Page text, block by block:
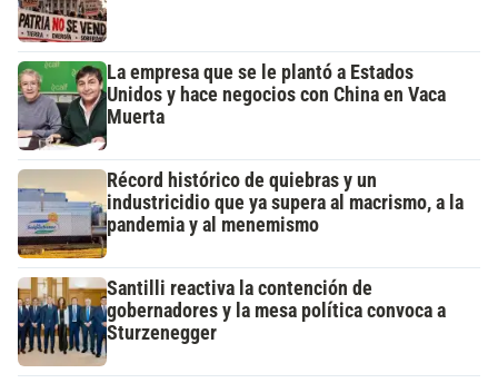
La empresa que se le plantó a Estados
Unidos y hace negocios con China en Vaca
Muerta
Récord histórico de quiebras y un
industricidio que ya supera al macrismo, a la
pandemia y al menemismo
Santilli reactiva la contención de
gobernadores y la mesa política convoca a
Sturzenegger